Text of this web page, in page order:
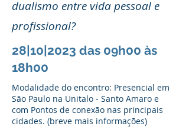
dualismo entre vida pessoal e
profissional?
28|10|2023 das 09h00 às
18h00
Modalidade do encontro: Presencial em
São Paulo na Unitalo - Santo Amaro e
com Pontos de conexão nas principais
cidades. (breve mais informações)